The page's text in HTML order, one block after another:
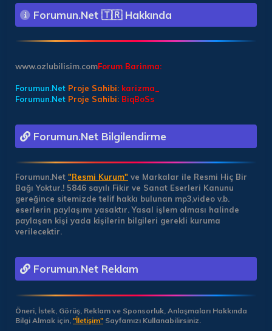
Forumun.Net 🇹🇷 Hakkında
Forum Barinma:
www.ozlubilisim.com
Forumun.Net Proje Sahibi: karizma_
Forumun.Net Proje Sahibi: BiqBoSs
Forumun.Net Bilgilendirme
Forumun.Net "Resmi Kurum" ve Markalar ile Resmi Hiç Bir
Bağı Yoktur.! 5846 sayılı Fikir ve Sanat Eserleri Kanunu
gereğince sitemizde telif hakkı bulunan mp3,video v.b.
eserlerin paylaşımı yasaktır. Yasal işlem olması halinde
paylaşan kişi yada kişilerin bilgileri gerekli kuruma
verilecektir.
Forumun.Net Reklam
Öneri, İstek, Görüş, Reklam ve Sponsorluk, Anlaşmaları Hakkında
Bilgi Almak için, "İletişim" Sayfamızı Kullanabilirsiniz.